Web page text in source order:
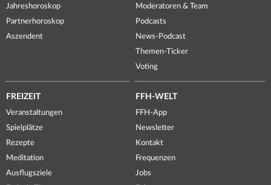
Jahreshoroskop
Partnerhoroskop
Aszendent
Moderatoren & Team
Podcasts
News-Podcast
Themen-Ticker
Voting
FREIZEIT
Veranstaltungen
Spielplätze
Rezepte
Meditation
Ausflugsziele
FFH-WELT
FFH-App
Newsletter
Kontakt
Frequenzen
Jobs